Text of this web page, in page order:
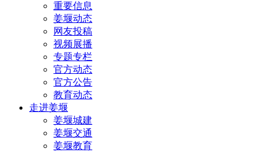
重要信息
姜堰动态
网友投稿
视频展播
专题专栏
官方动态
官方公告
教育动态
走进姜堰
姜堰城建
姜堰交通
姜堰教育